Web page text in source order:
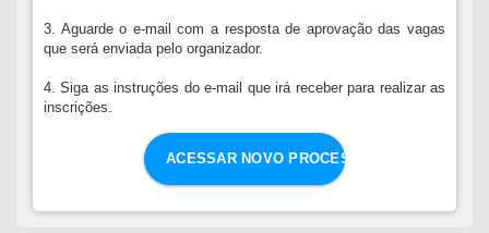
3. Aguarde o e-mail com a resposta de aprovação das vagas
que será enviada pelo organizador.
4. Siga as instruções do e-mail que irá receber para realizar as
inscrições.
ACESSAR NOVO PROCESSO DE GRUPOS